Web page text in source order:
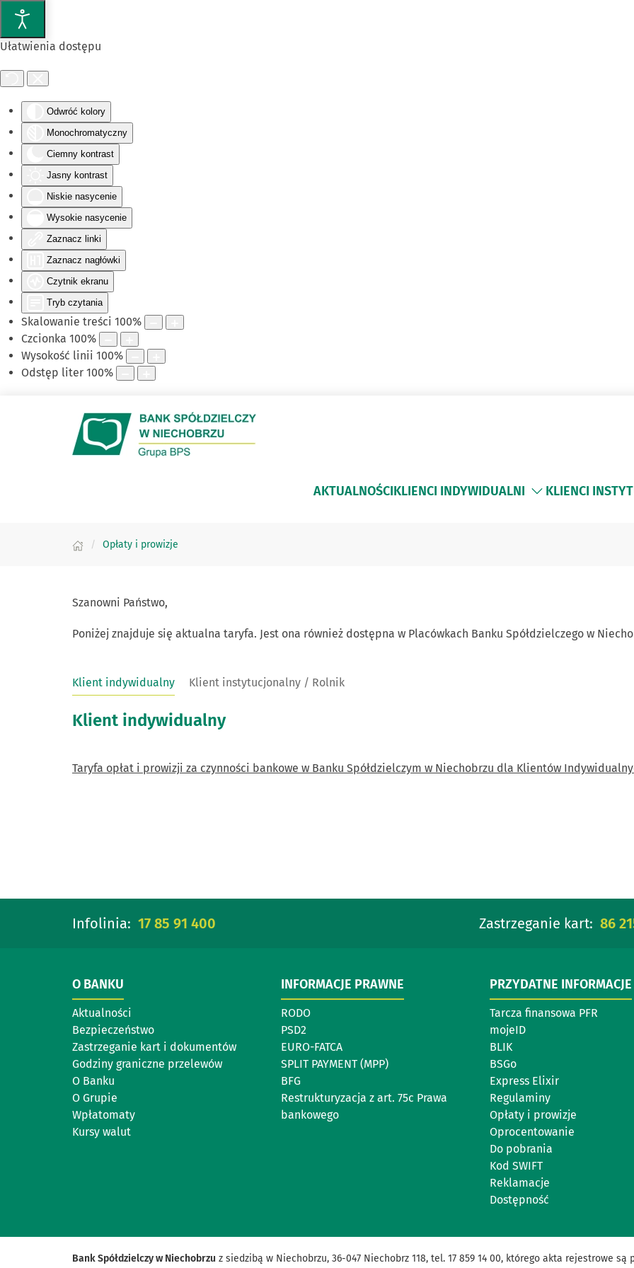
Ułatwienia dostępu
Odwróć kolory
Monochromatyczny
Ciemny kontrast
Jasny kontrast
Niskie nasycenie
Wysokie nasycenie
Zaznacz linki
Zaznacz nagłówki
Czytnik ekranu
Tryb czytania
Skalowanie treści 100%
Czcionka 100%
Wysokość linii 100%
Odstęp liter 100%
Przejdź do głównej treści
AKTUALNOŚCIKLIENCI INDYWIDUALNI KLIENCI
Opłaty i prowizje
Szanowni Państwo,
Poniżej znajduje się aktualna taryfa. Jest ona również dostępna w Placówkach Banku Spółdzielczego w
Klient indywidualny Klient instytucjonalny / Rolnik
Klient indywidualny
Taryfa opłat i prowizji za czynności bankowe w Banku Spółdzielczym w Niechobrzu dla Klientów
Infolinia: 17 85 91 400 Zastrzeganie kart: 86
O BANKU
Aktualności
Bezpieczeństwo
Zastrzeganie kart i dokumentów
Godziny graniczne przelewów
O Banku
O Grupie
Wpłatomaty
Kursy walut
INFORMACJE PRAWNE
RODO
PSD2
EURO-FATCA
SPLIT PAYMENT (MPP)
BFG
Restrukturyzacja z art. 75c Prawa
bankowego
PRZYDATNE INFORMACJE
Tarcza finansowa PFR
mojeID
BLIK
BSGo
Express Elixir
Regulaminy
Opłaty i prowizje
Oprocentowanie
Do pobrania
Kod SWIFT
Reklamacje
Dostępność
Bank Spółdzielczy w Niechobrzu z siedzibą w Niechobrzu, 36-047 Niechobrz 118, tel. 17 859 14 00, którego akta rejestrowe są